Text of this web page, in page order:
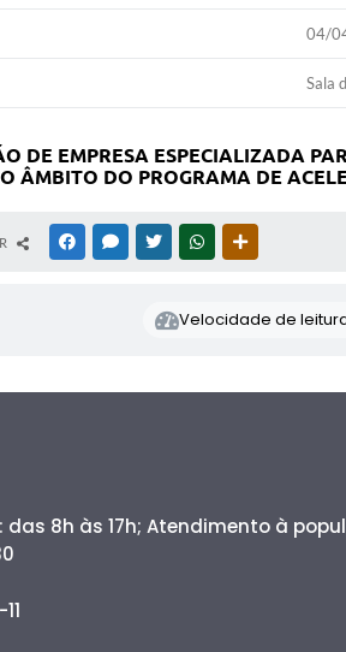
04/
Sala
DE EMPRESA ESPECIALIZADA
ÂMBITO DO PROGRAMA DE
FACEBOOKMESSENGER
TWITTERWHATSAPP
Velocidade de
das 8h às 17h; Atendimento à